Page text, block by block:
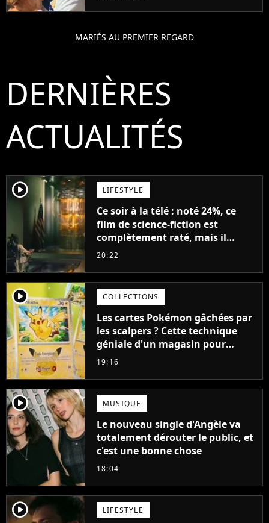
MARIÉS AU PREMIER REGARD
DERNIÈRES
ACTUALITÉS
player2 LIFESTYLE
Ce soir à la télé : noté 24%, ce
film de science-fiction est
complètement raté, mais il
aurait pu être encore pire à
20:22
player2 COLLECTIONS
Les cartes Pokémon gâchées par
les scalpers ? Cette technique
géniale d'un magasin pour
ruiner les revendeurs
19:16
player2 MUSIQUE
Le nouveau single d'Angèle va
totalement dérouter le public, et
c'est une bonne chose
18:04
player2 LIFESTYLE